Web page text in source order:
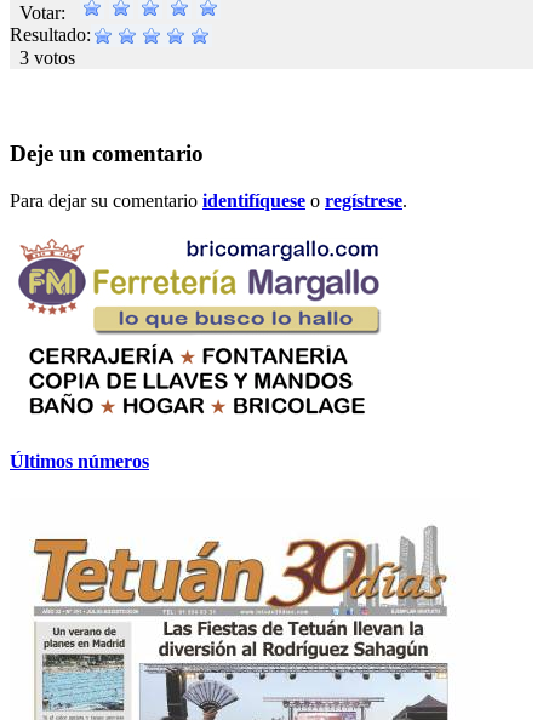
Votar:
Resultado:
3 votos
Deje un comentario
Para dejar su comentario identifíquese o regístrese.
Últimos números